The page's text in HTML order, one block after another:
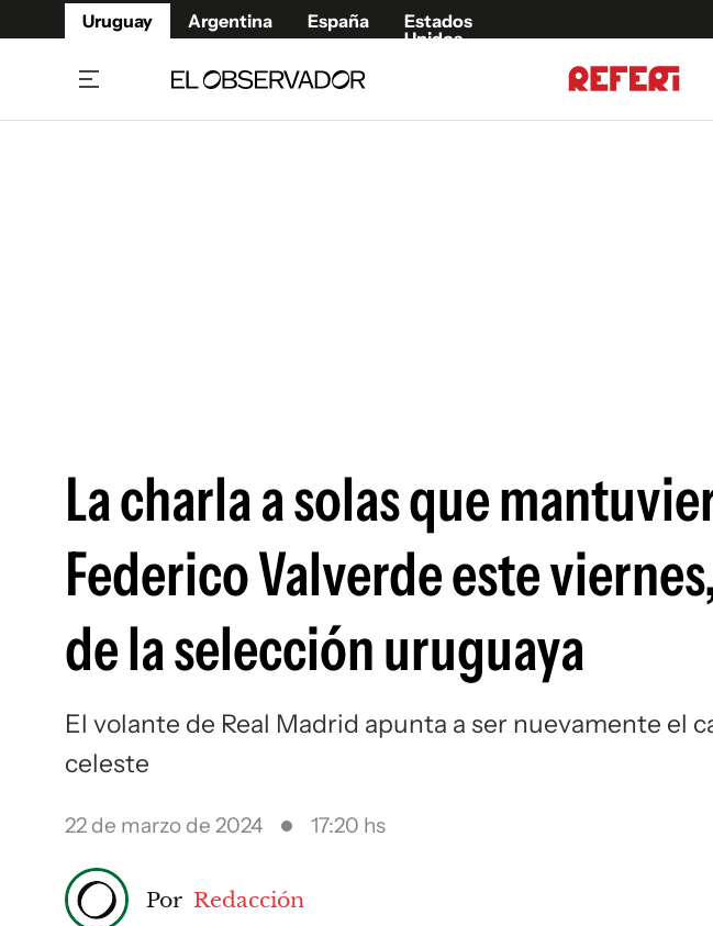
Uruguay Argentina España
Estados
Unidos
La charla a solas que
Federico Valverde este
de la selección uruguaya
El volante de Real Madrid apunta a ser nuevamente el
celeste
22 de marzo de 2024 17:20 hs
Por Redacción